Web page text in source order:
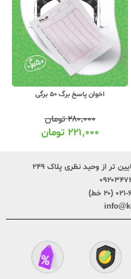
اخوان پاسخ برگ 50 برگی
۲۸۰,۰۰۰تومان
۲۲۱,۰۰۰ تومان